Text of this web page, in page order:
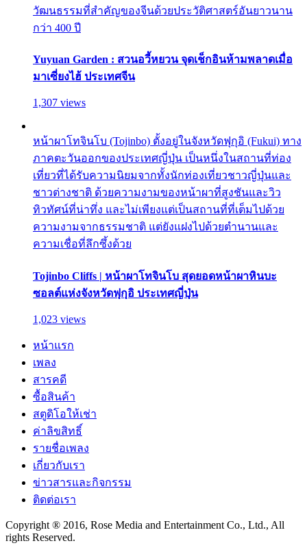
วัฒนธรรมที่สำคัญของจีนด้วยประวัติศาสตร์อันยาวนาน
กว่า 400 ปี
Yuyuan Garden : สวนอวี้หยวน จุดเช็กอินห้ามพลาดเมื่อ
มาเซี่ยงไฮ้ ประเทศจีน
1,307 views
หน้าผาโทจินโบ (Tojinbo) ตั้งอยู่ในจังหวัดฟุกุอิ (Fukui) ทาง
ภาคตะวันออกของประเทศญี่ปุ่น เป็นหนึ่งในสถานที่ท่อง
เที่ยวที่ได้รับความนิยมจากทั้งนักท่องเที่ยวชาวญี่ปุ่นและ
ชาวต่างชาติ ด้วยความงามของหน้าผาที่สูงชันและวิว
ทิวทัศน์ที่น่าทึ่ง และไม่เพียงแต่เป็นสถานที่ที่เต็มไปด้วย
ความงามจากธรรมชาติ แต่ยังแฝงไปด้วยตำนานและ
ความเชื่อที่ลึกซึ้งด้วย
Tojinbo Cliffs | หน้าผาโทจินโบ สุดยอดหน้าผาหินบะ
ซอลต์แห่งจังหวัดฟุกุอิ ประเทศญี่ปุ่น
1,023 views
หน้าแรก
เพลง
สารคดี
ซื้อสินค้า
สตูดิโอให้เช่า
ค่าลิขสิทธิ์
รายชื่อเพลง
เกี่ยวกับเรา
ข่าวสารและกิจกรรม
ติดต่อเรา
Copyright ® 2016, Rose Media and Entertainment Co., Ltd., All
rights Reserved.